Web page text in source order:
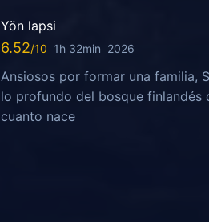
Yön lapsi
6.52 1h 32min 2026
Ansiosos por formar una familia,
lo profundo del bosque finlandés
cuanto nace